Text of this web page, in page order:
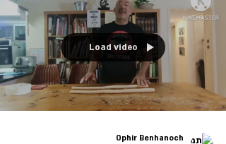
Load video
Ophir Benhanoch